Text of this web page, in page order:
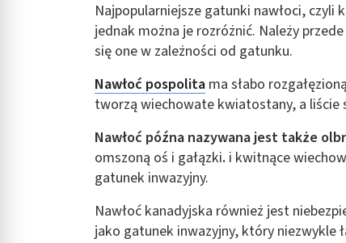
Najpopularniejsze gatunki nawłoci, czyli
jednak można je rozróżnić. Należy
się one w zależności od gatunku.
Nawłoć pospolita ma słabo
tworzą wiechowate kwiatostany, a
Nawłoć późna nazywana jest także
omszoną oś i gałązki. i kwitnące
gatunek inwazyjny.
Nawłoć kanadyjska również jest
jako gatunek inwazyjny, który niezwykle
Wydajność (Performance)
Reklama / śledzenie